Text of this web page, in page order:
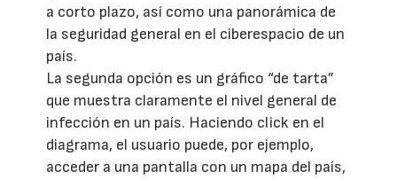
a corto plazo, así como una panorámica de
la seguridad general en el ciberespacio de un
país.
La segunda opción es un gráfico “de tarta”
que muestra claramente el nivel general de
infección en un país. Haciendo click en el
diagrama, el usuario puede, por ejemplo,
acceder a una pantalla con un mapa del país,